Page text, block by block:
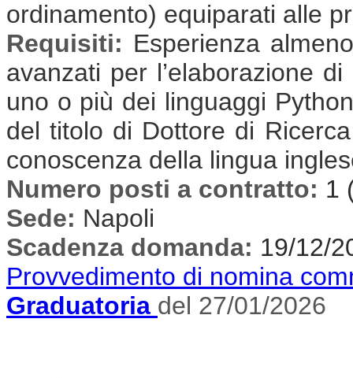
ordinamento) equiparati alle
Requisiti: Esperienza
avanzati per l’elaborazione
uno o più dei linguaggi
del titolo di Dottore di
conoscenza della lingua
Numero posti a contratto: 1
Sede: Napoli
Scadenza domanda: 19/12/
Provvedimento di nomina
Graduatoria del 27/01/2026